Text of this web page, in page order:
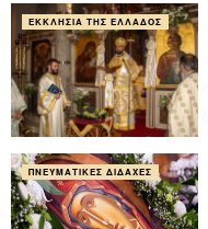
ΕΚΚΛΗΣΊΑ ΤΗΣ ΕΛΛΆΔΟΣ
ΠΝΕΥΜΑΤΙΚΈΣ ΔΙΔΑΧΈΣ